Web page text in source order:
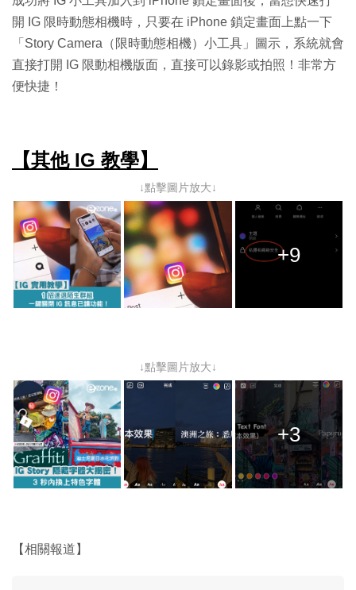
開 IG 限時動態相機時，只要在 iPhone 鎖定畫面上點一下
「Story Camera（限時動態相機）小工具」圖示，系統就會
直接打開 IG 限動相機版面，直接可以錄影或拍照！非常方
便快捷！
【其他 IG 教學】
↓點擊圖片放大↓
+9
↓點擊圖片放大↓
+3
【相關報道】